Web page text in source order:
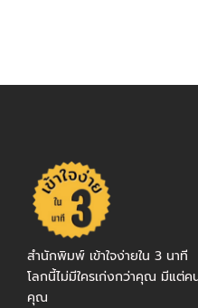
สำนักพิมพ์ เข้าใจง่ายใน 3 นาที
โลกนี้ไม่มีใครเก่งกว่าคุณ มีแต่ค
คุณ